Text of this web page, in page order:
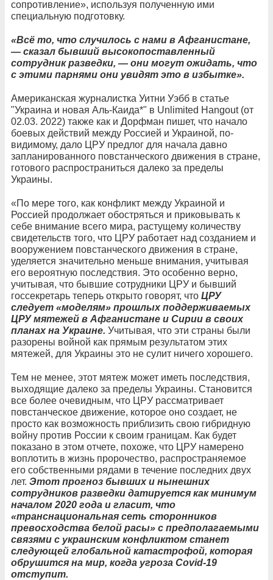
сопротивление», используя полученную ими
специальную подготовку.
«Всё то, что случилось с нами в Афганистане,
— сказал бывший высокопоставленный
сотрудник разведки, — они могут ожидать, что
с этими парнями они увидят это в избытке».
Американская журналистка Уитни Уэбб в статье
"Украина и новая Аль-Каида*" в Unlimited Hangout (от
02.03. 2022) также как и Дорфман пишет, что начало
боевых действий между Россией и Украиной, по-
видимому, дало ЦРУ предлог для начала давно
запланированного повстанческого движения в стране,
готового распространиться далеко за пределы
Украины.
«По мере того, как конфликт между Украиной и
Россией продолжает обостряться и приковывать к
себе внимание всего мира, растущему количеству
свидетельств того, что ЦРУ работает над созданием и
вооружением повстанческого движения в стране,
уделяется значительно меньше внимания, учитывая
его вероятную последствия. Это особенно верно,
учитывая, что бывшие сотрудники ЦРУ и бывший
госсекретарь теперь открыто говорят, что ЦРУ
следует «моделям» прошлых поддерживаемых
ЦРУ мятежей в Афганистане и Сирии в своих
планах на Украине. Учитывая, что эти страны были
разорены войной как прямым результатом этих
мятежей, для Украины это не сулит ничего хорошего.
Тем не менее, этот мятеж может иметь последствия,
выходящие далеко за пределы Украины. Становится
все более очевидным, что ЦРУ рассматривает
повстанческое движение, которое оно создает, не
просто как возможность приблизить свою гибридную
войну против России к своим границам. Как будет
показано в этом отчете, похоже, что ЦРУ намерено
воплотить в жизнь пророчество, распространяемое
его собственными рядами в течение последних двух
лет. Этот прогноз бывших и нынешних
сотрудников разведки датируется как минимум
началом 2020 года и гласит, что
«транснациональная сеть сторонников
превосходства белой расы» с предполагаемыми
связями с украинским конфликтом станет
следующей глобальной катастрофой, которая
обрушится на мир, когда угроза Covid-19
отступит.